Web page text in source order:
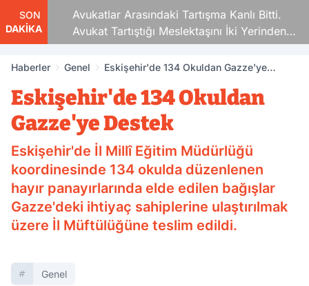
SON
DAKİKA
Avukatlar Arasındaki Tartışma Kanlı Bitti.
Avukat Tartıştığı Meslektaşını İki Yerinden
Vurdu
Haberler Genel
Eskişehir'de 134 Okuldan Gazze'ye
Eskişehir'de 134 Okuldan
Gazze'ye Destek
Eskişehir'de İl Millî Eğitim Müdürlüğü
koordinesinde 134 okulda düzenlenen
hayır panayırlarında elde edilen bağışlar
Gazze'deki ihtiyaç sahiplerine ulaştırılmak
üzere İl Müftülüğüne teslim edildi.
Genel